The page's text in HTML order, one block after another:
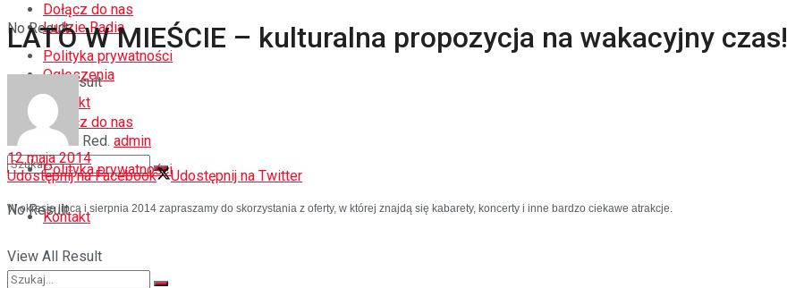
Dołącz do nas
Polityka prywatności
Kontakt
No Result
View All Result
Ludzie Radia
Ogłoszenia
Dołącz do nas
Polityka prywatności
Kontakt
No Result
View All Result
LATO W MIEŚCIE – kulturalna propozycja na wakacyjny czas!
Red. admin
12 maja 2014
Udostępnij na Facebook
Udostępnij na Twitter
W okresie lipca i sierpnia 2014 zapraszamy do skorzystania z oferty, w której znajdą się kabarety, koncerty i inne bardzo ciekawe atrakcje.